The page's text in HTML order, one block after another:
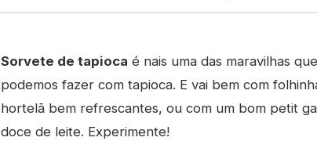
Sorvete de tapioca é nais uma das maravilhas que
podemos fazer com tapioca. E vai bem com
hortelã bem refrescantes, ou com um bom petit
doce de leite. Experimente!